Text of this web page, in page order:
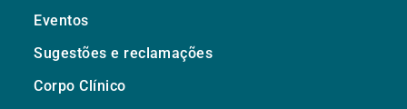
Eventos
Sugestões e reclamações
Corpo Clínico